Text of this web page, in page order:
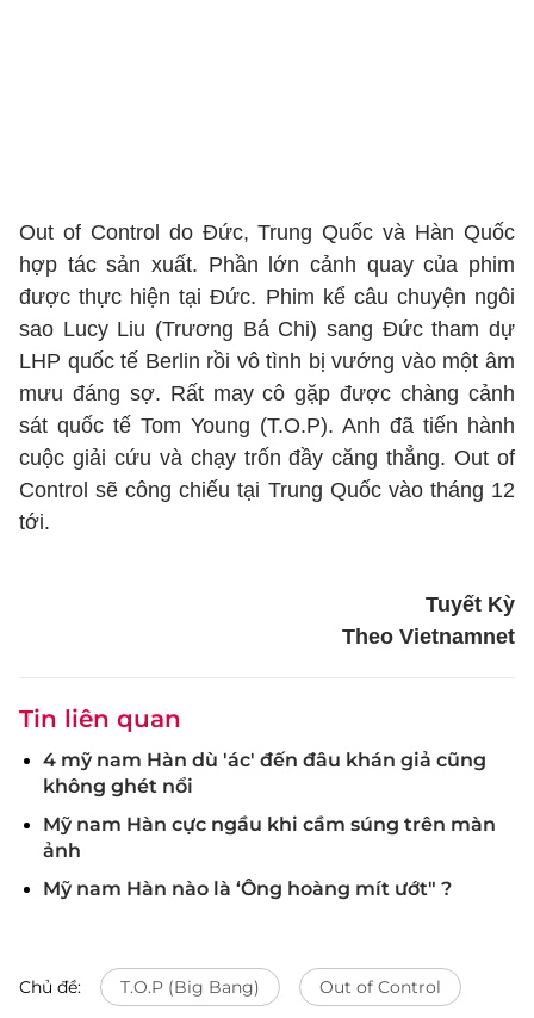
Out of Control do Đức, Trung Quốc và Hàn Quốc
hợp tác sản xuất. Phần lớn cảnh quay của phim
được thực hiện tại Đức. Phim kể câu chuyện ngôi
sao Lucy Liu (Trương Bá Chi) sang Đức tham dự
LHP quốc tế Berlin rồi vô tình bị vướng vào một âm
mưu đáng sợ. Rất may cô gặp được chàng cảnh
sát quốc tế Tom Young (T.O.P). Anh đã tiến hành
cuộc giải cứu và chạy trốn đầy căng thẳng. Out of
Control sẽ công chiếu tại Trung Quốc vào tháng 12
tới.
Tuyết Kỳ
Theo Vietnamnet
Tin liên quan
4 mỹ nam Hàn dù 'ác' đến đâu khán giả cũng
không ghét nổi
Mỹ nam Hàn cực ngầu khi cầm súng trên màn
ảnh
Mỹ nam Hàn nào là ‘Ông hoàng mít ướt" ?
Chủ đề: T.O.P (Big Bang) Out of Control